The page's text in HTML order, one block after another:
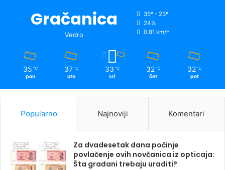
Gračanica
Vedro
35º - 23º
24%
0.81 km/h
35 ℃
pon
37 ℃
uto
33 ℃
sri
32 ℃
čet
32 ℃
pet
Popularno Najnoviji Komentari
Za dvadesetak dana počinje
povlačenje ovih novčanica iz opticaja:
Šta građani trebaju uraditi?